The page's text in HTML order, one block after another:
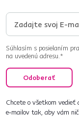
Súhlasím s posielaním
na uvedenú adresu.*
Odoberať
Chcete o všetkom vedieť
e‑mailov tak, aby vám